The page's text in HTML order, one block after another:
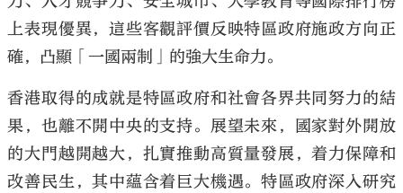
上表現優異，這些客觀評價反映特區政府施政方向正
確，凸顯「一國兩制」的強大生命力。
香港取得的成就是特區政府和社會各界共同努力的結
果，也離不開中央的支持。展望未來，國家對外開放
的大門越開越大，扎實推動高質量發展，着力保障和
改善民生，其中蘊含着巨大機遇。特區政府深入研究